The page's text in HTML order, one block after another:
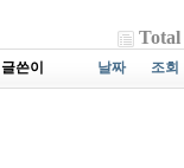
Total
글쓴이 날짜 조회